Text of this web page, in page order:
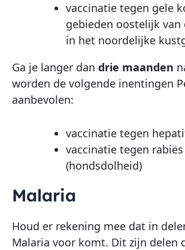
vaccinatie tegen gele
gebieden oostelijk van
in het noordelijke
Ga je langer dan drie maanden
worden de volgende inentingen
aanbevolen:
vaccinatie tegen
vaccinatie tegen rabiës
(hondsdolheid)
Malaria
Houd er rekening mee dat in
Malaria voor komt. Dit zijn delen